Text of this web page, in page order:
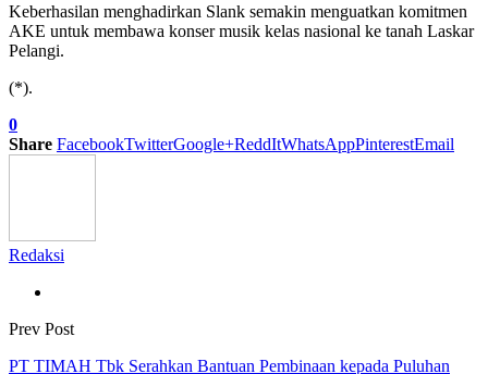
Keberhasilan menghadirkan Slank semakin menguatkan komitmen
AKE untuk membawa konser musik kelas nasional ke tanah Laskar
Pelangi.
(*).
0
Share FacebookTwitterGoogle+ReddItWhatsAppPinterestEmail
Redaksi
Prev Post
PT TIMAH Tbk Serahkan Bantuan Pembinaan kepada Puluhan